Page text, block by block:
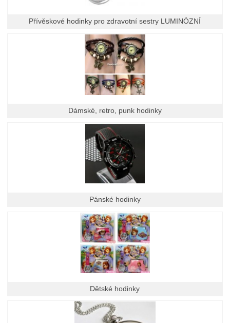
Přívěskové hodinky pro zdravotní sestry LUMINÓZNÍ
Dámské, retro, punk hodinky
Pánské hodinky
Dětské hodinky